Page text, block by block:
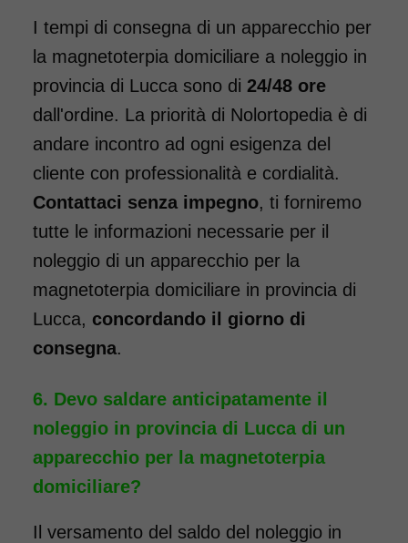
I tempi di consegna di un apparecchio per
la magnetoterpia domiciliare a noleggio in
provincia di Lucca sono di 24/48 ore
dall'ordine. La priorità di Nolortopedia è di
andare incontro ad ogni esigenza del
cliente con professionalità e cordialità.
Contattaci senza impegno, ti forniremo
tutte le informazioni necessarie per il
noleggio di un apparecchio per la
magnetoterpia domiciliare in provincia di
Lucca, concordando il giorno di
consegna.
Devo saldare anticipatamente il
noleggio in provincia di Lucca di un
apparecchio per la magnetoterpia
domiciliare?
Il versamento del saldo del noleggio in